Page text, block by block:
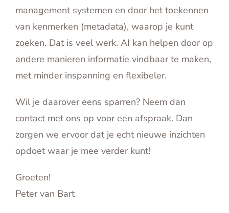
management systemen en door het toekennen
van kenmerken (metadata), waarop je kunt
zoeken. Dat is veel werk. AI kan helpen door op
andere manieren informatie vindbaar te maken,
met minder inspanning en flexibeler.
Wil je daarover eens sparren? Neem dan
contact met ons op voor een afspraak. Dan
zorgen we ervoor dat je echt nieuwe inzichten
opdoet waar je mee verder kunt!
Groeten!
Peter van Bart